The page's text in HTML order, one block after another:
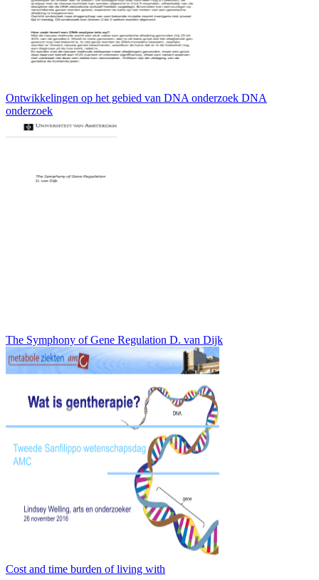
Ontwikkelingen op het gebied van DNA onderzoek DNA
onderzoek
The Symphony of Gene Regulation D. van Dijk
Cost and time burden of living with